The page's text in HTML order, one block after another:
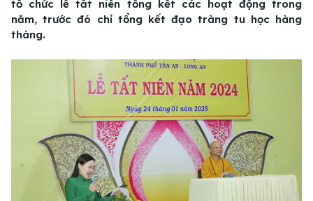
tổ chức lễ tất niên tổng kết các hoạt động trong
năm, trước đó chỉ tổng kết đạo tràng tu học hàng
tháng.